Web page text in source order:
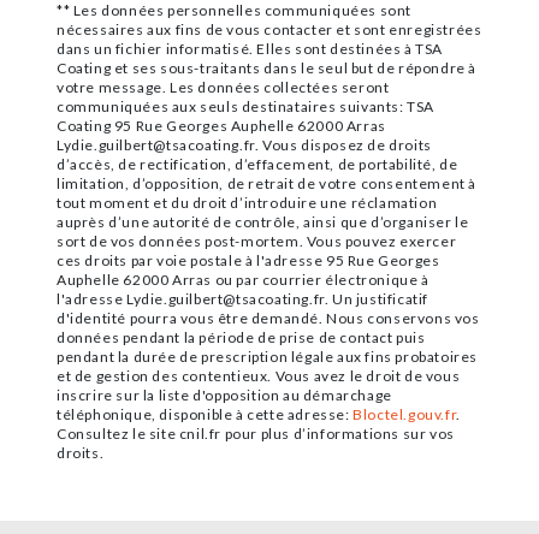
** Les données personnelles communiquées sont
nécessaires aux fins de vous contacter et sont enregistrées
dans un fichier informatisé. Elles sont destinées à TSA
Coating et ses sous-traitants dans le seul but de répondre à
votre message. Les données collectées seront
communiquées aux seuls destinataires suivants: TSA
Coating 95 Rue Georges Auphelle 62000 Arras
Lydie.guilbert@tsacoating.fr. Vous disposez de droits
d’accès, de rectification, d’effacement, de portabilité, de
limitation, d’opposition, de retrait de votre consentement à
tout moment et du droit d’introduire une réclamation
auprès d’une autorité de contrôle, ainsi que d’organiser le
sort de vos données post-mortem. Vous pouvez exercer
ces droits par voie postale à l'adresse 95 Rue Georges
Auphelle 62000 Arras ou par courrier électronique à
l'adresse Lydie.guilbert@tsacoating.fr. Un justificatif
d'identité pourra vous être demandé. Nous conservons vos
données pendant la période de prise de contact puis
pendant la durée de prescription légale aux fins probatoires
et de gestion des contentieux. Vous avez le droit de vous
inscrire sur la liste d'opposition au démarchage
téléphonique, disponible à cette adresse:Bloctel.gouv.fr.
Consultez le site cnil.fr pour plus d’informations sur vos
droits.